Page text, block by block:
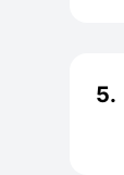
5.